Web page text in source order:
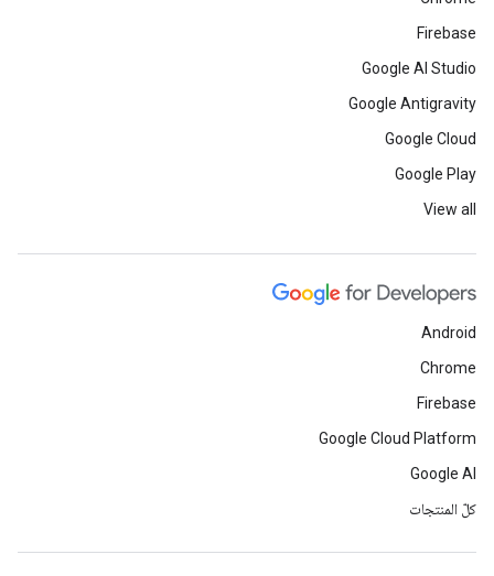
Firebase
Google AI Studio
Google Antigravity
Google Cloud
Google Play
View all
Android
Chrome
Firebase
Google Cloud Platform
Google AI
كلّ المنتجات